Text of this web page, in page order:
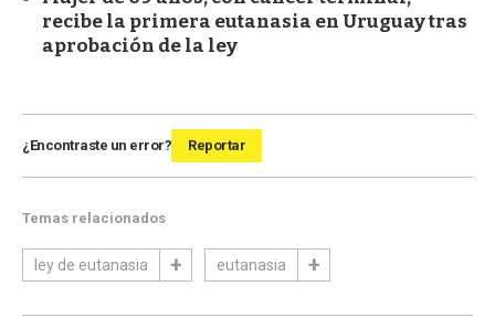
recibe la primera eutanasia en Uruguay tras
aprobación de la ley
¿Encontraste un error? Reportar
Temas relacionados
ley de eutanasia eutanasia